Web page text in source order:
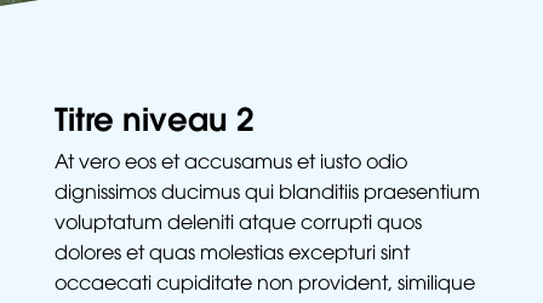
Titre niveau 2
At vero eos et accusamus et iusto odio
dignissimos ducimus qui blanditiis praesentium
voluptatum deleniti atque corrupti quos
dolores et quas molestias excepturi sint
occaecati cupiditate non provident, similique